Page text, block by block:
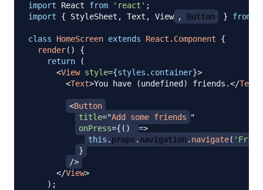
import React from 'react' ;
import
{ StyleSheet , Text , View , Button } from
class HomeScreen extends React . Component
{
render( )
{
return
(
<View style={styles . container}>
<Text>You have (undefined) friends.</Text
<Button
title="Add some friends "
onPress={ ( )
=>
this . props . navigation . navigate(
}
/>
</View>
) ;